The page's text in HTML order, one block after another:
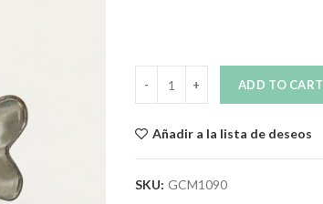
ADD TO CART
Añadir a la lista de deseos
SKU: GCM1090